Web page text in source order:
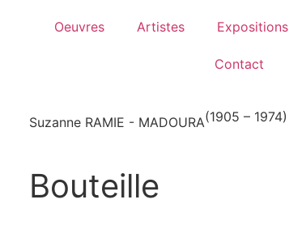
Oeuvres Artistes Expositions
Contact
Suzanne RAMIE - MADOURA(1905 – 1974)
Bouteille